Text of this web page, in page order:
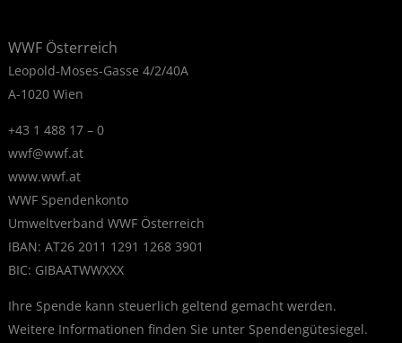
WWF Österreich
Leopold-Moses-Gasse 4/2/40A
A-1020 Wien
+43 1 488 17 – 0
wwf@wwf.at
www.wwf.at
WWF Spendenkonto
Umweltverband WWF Österreich
IBAN: AT26 2011 1291 1268 3901
BIC: GIBAATWWXXX
Ihre Spende kann steuerlich geltend gemacht werden.
Weitere Informationen finden Sie unter Spendengütesiegel.